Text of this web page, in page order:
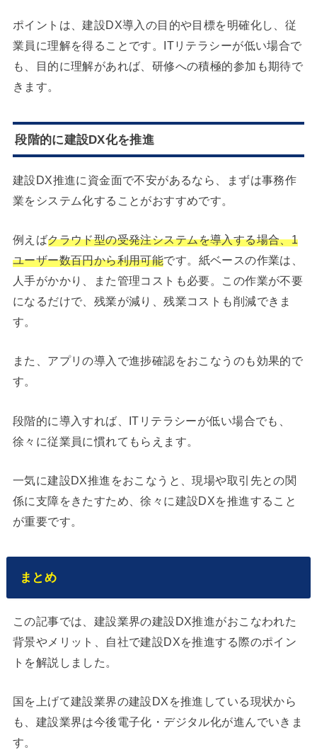
ポイントは、建設DX導入の目的や目標を明確化し、従
業員に理解を得ることです。ITリテラシーが低い場合で
も、目的に理解があれば、研修への積極的参加も期待で
きます。
段階的に建設DX化を推進
建設DX推進に資金面で不安があるなら、まずは事務作
業をシステム化することがおすすめです。
例えばクラウド型の受発注システムを導入する場合、1
ユーザー数百円から利用可能です。紙ベースの作業は、
人手がかかり、また管理コストも必要。この作業が不要
になるだけで、残業が減り、残業コストも削減できま
す。
また、アプリの導入で進捗確認をおこなうのも効果的で
す。
段階的に導入すれば、ITリテラシーが低い場合でも、
徐々に従業員に慣れてもらえます。
一気に建設DX推進をおこなうと、現場や取引先との関
係に支障をきたすため、徐々に建設DXを推進すること
が重要です。
まとめ
この記事では、建設業界の建設DX推進がおこなわれた
背景やメリット、自社で建設DXを推進する際のポイン
トを解説しました。
国を上げて建設業界の建設DXを推進している現状から
も、建設業界は今後電子化・デジタル化が進んでいきま
す。